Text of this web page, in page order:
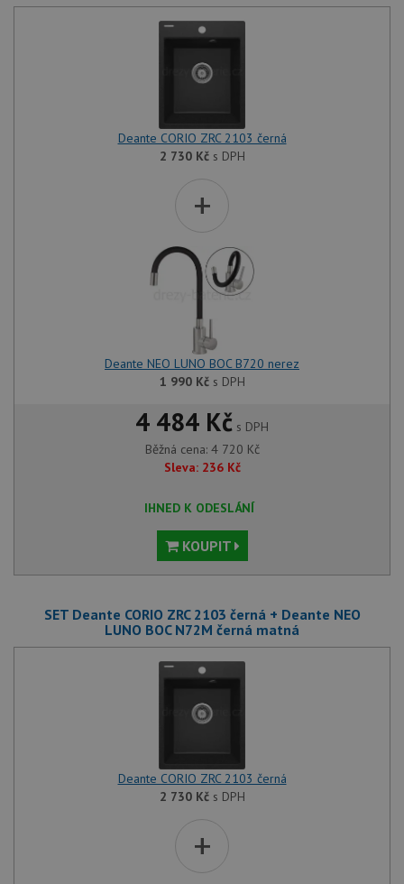
Deante CORIO ZRC 2103 černá
2 730 Kčs DPH
+
Deante NEO LUNO BOC B720 nerez
1 990 Kčs DPH
4 484 Kč s DPH
Běžná cena: 4 720 Kč
Sleva: 236 Kč
IHNED K ODESLÁNÍ
KOUPIT
SET Deante CORIO ZRC 2103 černá + Deante NEO
LUNO BOC N72M černá matná
Deante CORIO ZRC 2103 černá
2 730 Kčs DPH
+